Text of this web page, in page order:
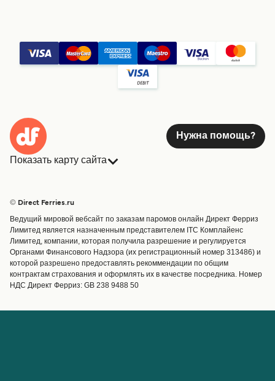
Нужна помощь?
Показать карту сайта
Страны
Обслуживание клиентов
Операторы
Маршруты и порты
Special Offers
Предлагает
Паромные билеты
Грузоперевозки
© Direct Ferries.ru
Ведущий мировой вебсайт по заказам паромов онлайн Директ Ферриз
Лимитед является назначенным представителем ITC Комплайенс
Лимитед, компании, которая получила разрешение и регулируется
Органами Финансового Надзора (их регистрационный номер 313486) и
которой разрешено предоставлять рекоммендации по общим
контрактам страхования и оформлять их в качестве посредника. Номер
НДС Директ Ферриз: GB 238 9488 50